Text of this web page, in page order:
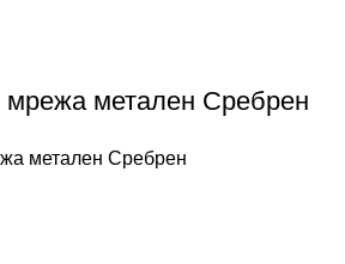
мрежа метален Сребрен
метален Сребрен